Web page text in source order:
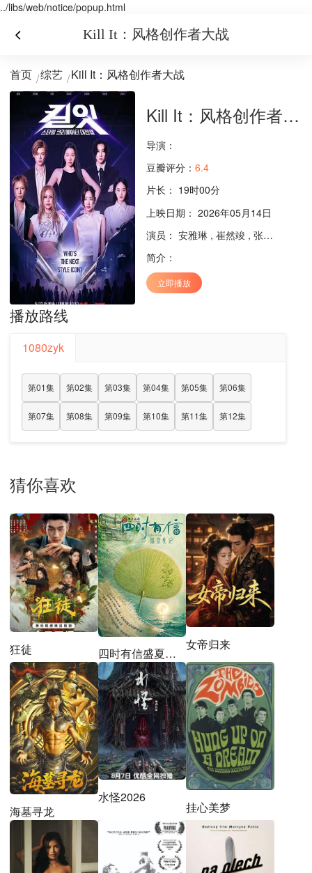
../libs/web/notice/popup.html
Kill It：风格创作者大战
首页 综艺 Kill It：风格创作者大战
Kill It：风格创作者大战
导演：
豆瓣评分： 6.4
片长： 19时00分
上映日期： 2026年05月14日
演员： 安雅琳 , 崔然竣 , 张允柱
简介：
立即播放
播放路线
1080zyk
第01集 第02集 第03集 第04集 第05集 第06集
第07集 第08集 第09集 第10集 第11集 第12集
猜你喜欢
狂徒 四时有信盛夏札记
女帝归来
海墓寻龙
水怪2026
挂心美梦